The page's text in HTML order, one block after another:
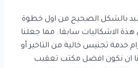
بالشكل الصحيح من اول خطوة
هذة الاشكاليات سابقا. مما جعلنا
خدمة تجنيس خالية من التاخير أو
ان نكون افضل مكتب تعقيب